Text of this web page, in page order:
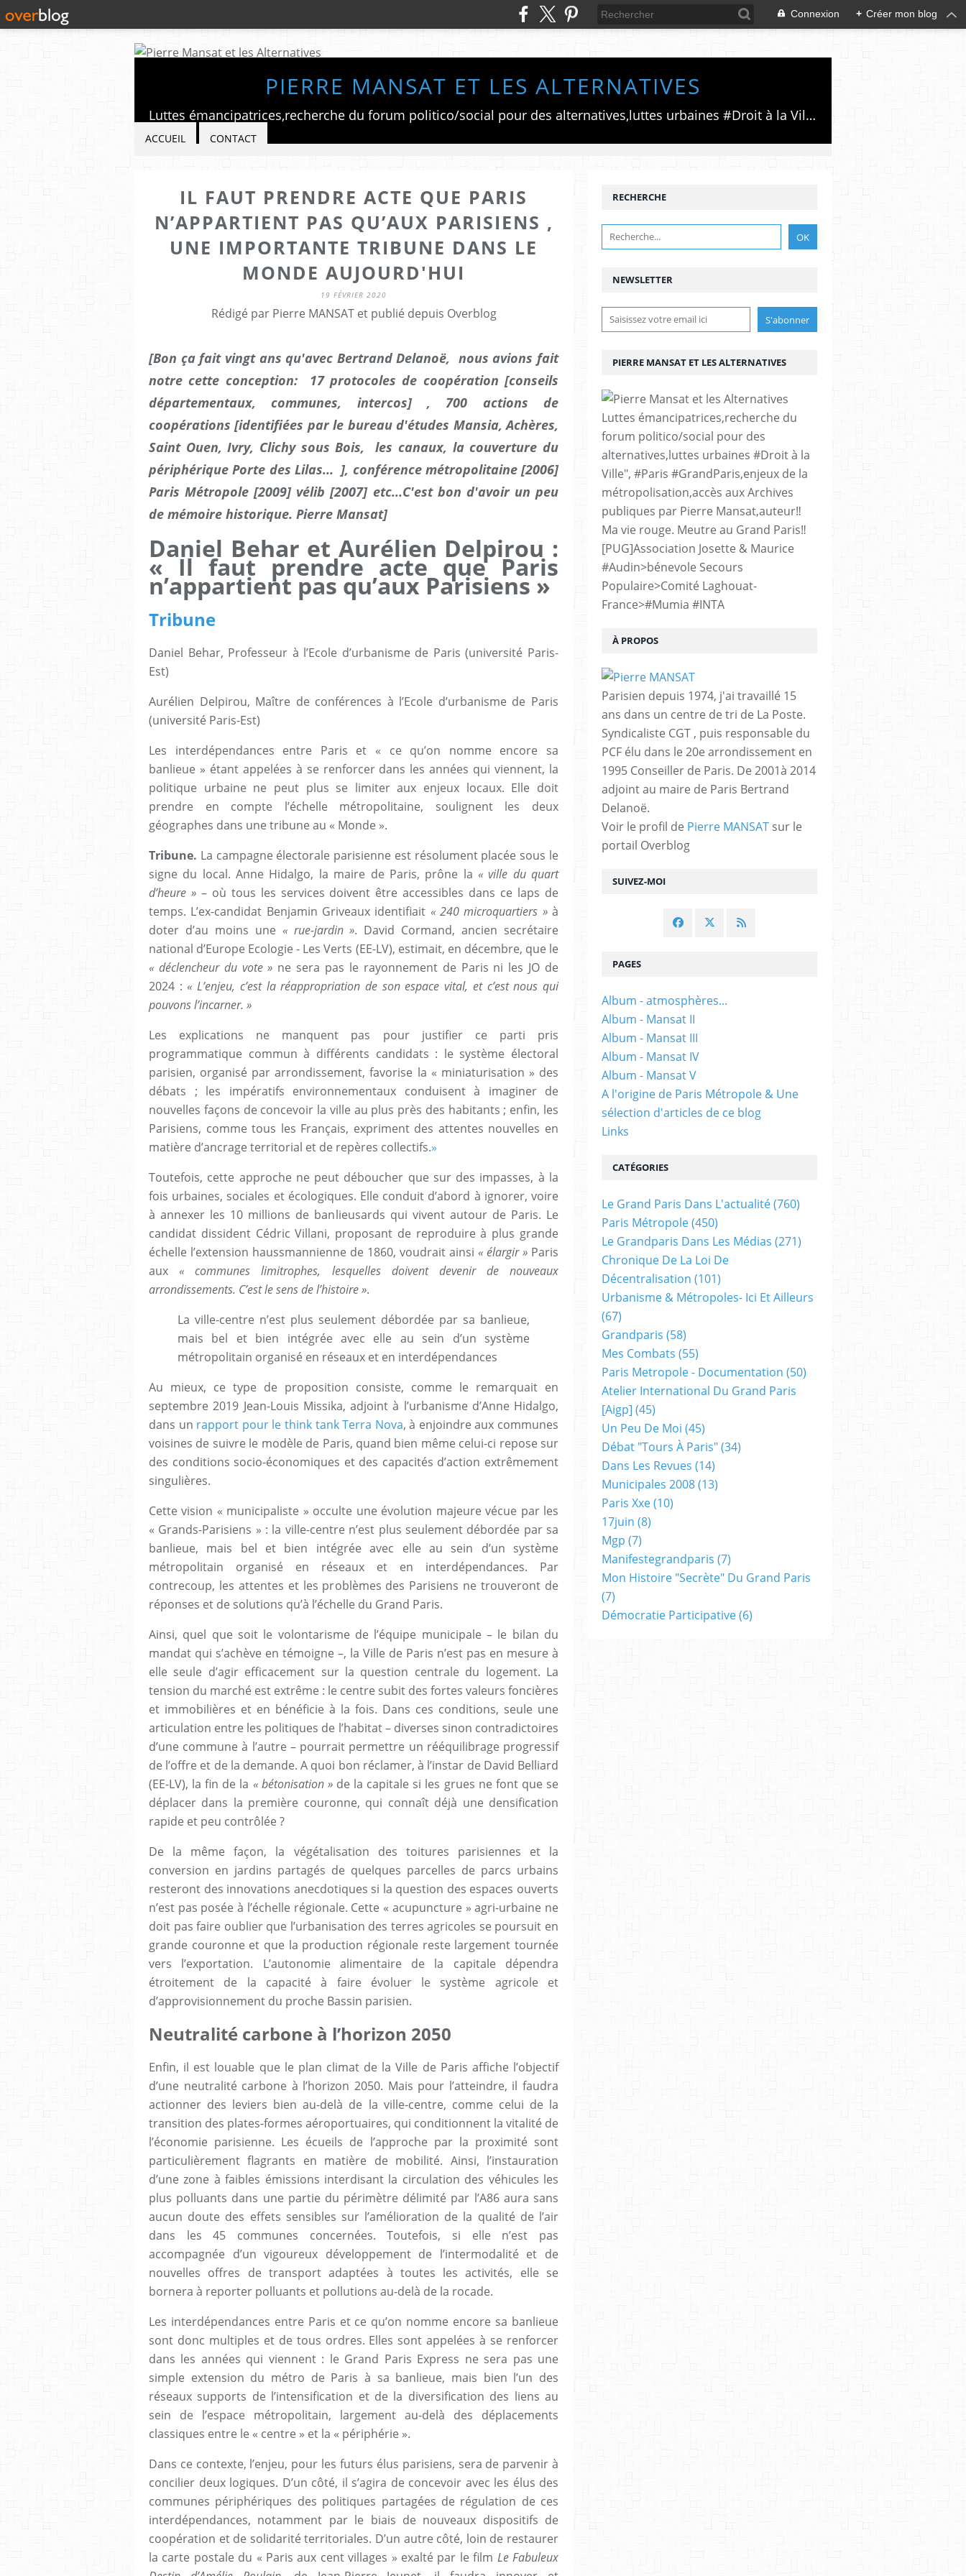
Connexion + Créer mon blog
PIERRE MANSAT ET LES ALTERNATIVES
Luttes émancipatrices,recherche du forum politico/social pour des alternatives,luttes urbaines #Droit à la Ville", #Paris #GrandParis,enjeux de la métropolisation,accès aux Archives publiques par Pierre Mansat,auteur‼️Ma vie rouge. Meutre au Grand Paris‼️[PUG]Association Josette & Maurice #Audin>bénevole Secours Populaire>Comité Laghouat-France>#Mumia #INTA
ACCUEIL CONTACT
IL FAUT PRENDRE ACTE QUE PARIS
N’APPARTIENT PAS QU’AUX PARISIENS ,
UNE IMPORTANTE TRIBUNE DANS LE
MONDE AUJOURD'HUI
19 FÉVRIER 2020
Rédigé par Pierre MANSAT et publié depuis Overblog
[Bon ça fait vingt ans qu'avec Bertrand Delanoë, nous avions fait
notre cette conception:
17 protocoles de coopération [conseils
départementaux, communes, intercos] , 700 actions de
coopérations [identifiées par le bureau d'études Mansia, Achères,
Saint Ouen, Ivry, Clichy sous Bois, les canaux, la couverture du
périphérique Porte des Lilas... ], conférence métropolitaine [2006]
Paris Métropole [2009] vélib [2007] etc...C'est bon d'avoir un peu
de mémoire historique. Pierre Mansat]
Daniel Behar et Aurélien Delpirou :
« Il faut prendre acte que Paris
n’appartient pas qu’aux Parisiens »
Tribune
Daniel Behar, Professeur à l’Ecole d’urbanisme de Paris (université Paris-
Est)
Aurélien Delpirou, Maître de conférences à l’Ecole d’urbanisme de Paris
(université Paris-Est)
Les interdépendances entre Paris et « ce qu’on nomme encore sa
banlieue » étant appelées à se renforcer dans les années qui viennent, la
politique urbaine ne peut plus se limiter aux enjeux locaux. Elle doit
prendre en compte l’échelle métropolitaine, soulignent les deux
géographes dans une tribune au « Monde ».
Tribune. La campagne électorale parisienne est résolument placée sous le
signe du local. Anne Hidalgo, la maire de Paris, prône la « ville du quart
d’heure »– où tous les services doivent être accessibles dans ce laps de
temps. L’ex-candidat Benjamin Griveaux identifiait « 240 microquartiers »à
doter d’au moins une « rue-jardin ». David Cormand, ancien secrétaire
national d’Europe Ecologie - Les Verts (EE-LV), estimait, en décembre, que le
« déclencheur du vote » ne sera pas le rayonnement de Paris ni les JO de
2024 : « L’enjeu, c’est la réappropriation de son espace vital, et c’est nous qui
pouvons l’incarner. »
Les explications ne manquent pas pour justifier ce parti pris
programmatique commun à différents candidats : le système électoral
parisien, organisé par arrondissement, favorise la « miniaturisation » des
débats ; les impératifs environnementaux conduisent à imaginer de
nouvelles façons de concevoir la ville au plus près des habitants ; enfin, les
Parisiens, comme tous les Français, expriment des attentes nouvelles en
matière d’ancrage territorial et de repères collectifs.»
Toutefois, cette approche ne peut déboucher que sur des impasses, à la
fois urbaines, sociales et écologiques. Elle conduit d’abord à ignorer, voire
à annexer les 10 millions de banlieusards qui vivent autour de Paris. Le
candidat dissident Cédric Villani, proposant de reproduire à plus grande
échelle l’extension haussmannienne de 1860, voudrait ainsi « élargir » Paris
aux « communes limitrophes, lesquelles doivent devenir de nouveaux
arrondissements. C’est le sens de l’histoire ».
La ville-centre n’est plus seulement débordée par sa banlieue,
mais bel et bien intégrée avec elle au sein d’un système
métropolitain organisé en réseaux et en interdépendances
Au mieux, ce type de proposition consiste, comme le remarquait en
septembre 2019 Jean-Louis Missika, adjoint à l’urbanisme d’Anne Hidalgo,
dans un rapport pour le think tank Terra Nova, à enjoindre aux communes
voisines de suivre le modèle de Paris, quand bien même celui-ci repose sur
des conditions socio-économiques et des capacités d’action extrêmement
singulières.
Cette vision « municipaliste » occulte une évolution majeure vécue par les
« Grands-Parisiens » : la ville-centre n’est plus seulement débordée par sa
banlieue, mais bel et bien intégrée avec elle au sein d’un système
métropolitain organisé en réseaux et en interdépendances. Par
contrecoup, les attentes et les problèmes des Parisiens ne trouveront de
réponses et de solutions qu’à l’échelle du Grand Paris.
Ainsi, quel que soit le volontarisme de l’équipe municipale – le bilan du
mandat qui s’achève en témoigne –, la Ville de Paris n’est pas en mesure à
elle seule d’agir efficacement sur la question centrale du logement. La
tension du marché est extrême : le centre subit des fortes valeurs foncières
et immobilières et en bénéficie à la fois. Dans ces conditions, seule une
articulation entre les politiques de l’habitat – diverses sinon contradictoires
d’une commune à l’autre – pourrait permettre un rééquilibrage progressif
de l’offre et de la demande. A quoi bon réclamer, à l’instar de David Belliard
(EE-LV), la fin de la « bétonisation »de la capitale si les grues ne font que se
déplacer dans la première couronne, qui connaît déjà une densification
rapide et peu contrôlée ?
De la même façon, la végétalisation des toitures parisiennes et la
conversion en jardins partagés de quelques parcelles de parcs urbains
resteront des innovations anecdotiques si la question des espaces ouverts
n’est pas posée à l’échelle régionale. Cette « acupuncture » agri-urbaine ne
doit pas faire oublier que l’urbanisation des terres agricoles se poursuit en
grande couronne et que la production régionale reste largement tournée
vers l’exportation. L’autonomie alimentaire de la capitale dépendra
étroitement de la capacité à faire évoluer le système agricole et
d’approvisionnement du proche Bassin parisien.
Neutralité carbone à l’horizon 2050
Enfin, il est louable que le plan climat de la Ville de Paris affiche l’objectif
d’une neutralité carbone à l’horizon 2050. Mais pour l’atteindre, il faudra
actionner des leviers bien au-delà de la ville-centre, comme celui de la
transition des plates-formes aéroportuaires, qui conditionnent la vitalité de
l’économie parisienne. Les écueils de l’approche par la proximité sont
particulièrement flagrants en matière de mobilité. Ainsi, l’instauration
d’une zone à faibles émissions interdisant la circulation des véhicules les
plus polluants dans une partie du périmètre délimité par l’A86 aura sans
aucun doute des effets sensibles sur l’amélioration de la qualité de l’air
dans les 45 communes concernées. Toutefois, si elle n’est pas
accompagnée d’un vigoureux développement de l’intermodalité et de
nouvelles offres de transport adaptées à toutes les activités, elle se
bornera à reporter polluants et pollutions au-delà de la rocade.
Les interdépendances entre Paris et ce qu’on nomme encore sa banlieue
sont donc multiples et de tous ordres. Elles sont appelées à se renforcer
dans les années qui viennent : le Grand Paris Express ne sera pas une
simple extension du métro de Paris à sa banlieue, mais bien l’un des
réseaux supports de l’intensification et de la diversification des liens au
sein de l’espace métropolitain, largement au-delà des déplacements
classiques entre le « centre » et la « périphérie ».
Dans ce contexte, l’enjeu, pour les futurs élus parisiens, sera de parvenir à
concilier deux logiques. D’un côté, il s’agira de concevoir avec les élus des
communes périphériques des politiques partagées de régulation de ces
interdépendances, notamment par le biais de nouveaux dispositifs de
coopération et de solidarité territoriales. D’un autre côté, loin de restaurer
la carte postale du « Paris aux cent villages » exalté par le film Le Fabuleux
NEWSLETTER
SUIVEZ-MOI
RECHERCHE
PIERRE MANSAT ET LES ALTERNATIVES
Luttes émancipatrices,recherche du
forum politico/social pour des
alternatives,luttes urbaines #Droit à la
Ville", #Paris #GrandParis,enjeux de la
métropolisation,accès aux Archives
publiques par Pierre Mansat,auteur‼️
Ma vie rouge. Meutre au Grand Paris‼️
[PUG]Association Josette & Maurice
#Audin>bénevole Secours
Populaire>Comité Laghouat-
France>#Mumia #INTA
À PROPOS
Parisien depuis 1974, j'ai travaillé 15
ans dans un centre de tri de La Poste.
Syndicaliste CGT , puis responsable du
PCF élu dans le 20e arrondissement en
1995 Conseiller de Paris. De 2001à 2014
adjoint au maire de Paris Bertrand
Delanoë.
Voir le profil de Pierre MANSAT sur le
portail Overblog
PAGES
Album - atmosphères...
Album - Mansat II
Album - Mansat III
Album - Mansat IV
Album - Mansat V
A l'origine de Paris Métropole & Une
sélection d'articles de ce blog
Links
CATÉGORIES
Le Grand Paris Dans L'actualité(760)
Paris Métropole(450)
Le Grandparis Dans Les Médias (271)
Chronique De La Loi De
Décentralisation (101)
Urbanisme & Métropoles- Ici Et Ailleurs
(67)
Grandparis (58)
Mes Combats (55)
Paris Metropole - Documentation (50)
Atelier International Du Grand Paris
[aigp] (45)
Un Peu De Moi (45)
Débat "tours À Paris"(34)
Dans Les Revues (14)
Municipales 2008(13)
Paris Xxe(10)
17juin (8)
Mgp (7)
Manifestegrandparis (7)
Mon Histoire "secrète" Du Grand Paris
(7)
Démocratie Participative(6)